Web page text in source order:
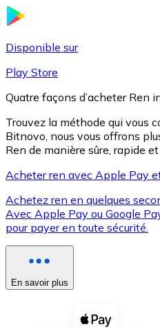
XRP
XRP
Voir toutes
Coupons crypto
Disponible sur
Play Store
Quatre façons d’acheter Ren
Trouvez la méthode qui vous
Bitnovo, nous vous offrons
Ren de manière sûre, rapide et
Acheter ren avec Apple Pay
Achetez ren en quelques
Avec Apple Pay ou Google
pour payer en toute sécurité.
En savoir plus